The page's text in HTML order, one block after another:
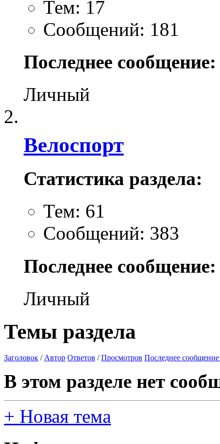
Тем: 17
Сообщений: 181
Последнее сообщение:
Личный
Велоспорт
Статистика раздела:
Тем: 61
Сообщений: 383
Последнее сообщение:
Личный
Темы раздела
Заголовок / Автор Ответов /Просмотров Последнее сообщение
В этом разделе нет
+ Новая тема